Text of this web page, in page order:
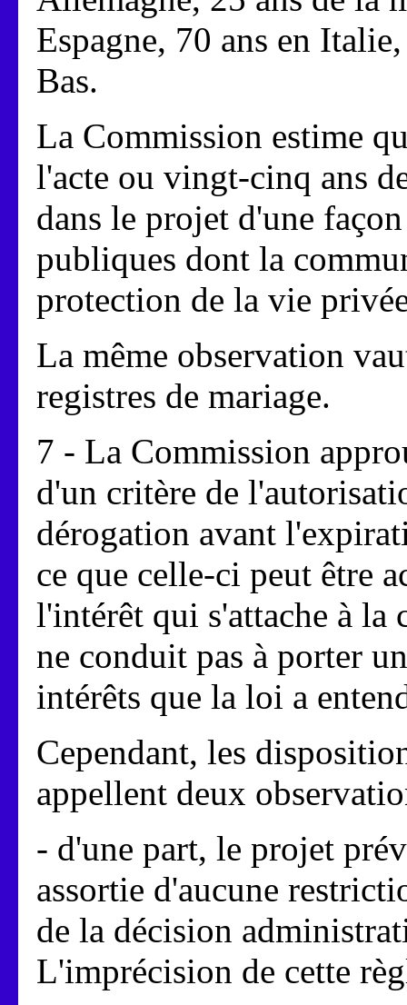
Espagne, 70 ans en
Bas.
La Commission estime
l'acte ou vingt-cinq ans
dans le projet d'une
publiques dont la
protection de la vie
La même observation
registres de mariage.
7 - La Commission
d'un critère de
dérogation avant
ce que celle-ci peut être
l'intérêt qui s'attache à la
ne conduit pas à porter
intérêts que la loi a
Cependant, les
appellent deux
- d'une part, le projet
assortie d'aucune
de la décision
L'imprécision de cette